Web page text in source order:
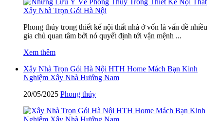
Phong thủy trong thiết kế nội thất nhà ở vốn là vấn đề nhiều
gia chủ quan tâm bởi nó quyết định tới vận mệnh ...
Xem thêm
Xây Nhà Trọn Gói Hà Nội HTH Home Mách Bạn Kinh
Nghiệm Xây Nhà Hướng Nam
20/05/2025 Phong thủy